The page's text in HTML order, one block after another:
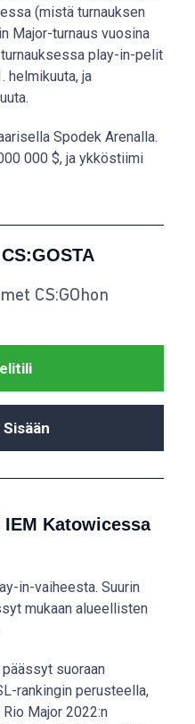
(mistä turnauksen
Major-turnaus vuosina
play-in-pelit
helmikuuta, ja
Spodek Arenalla.
000 $, ja ykköstiimi
CS:GOhon
Katowicessa
in-vaiheesta. Suurin
mukaan alueellisten
suoraan
rankingin perusteella,
Major 2022:n